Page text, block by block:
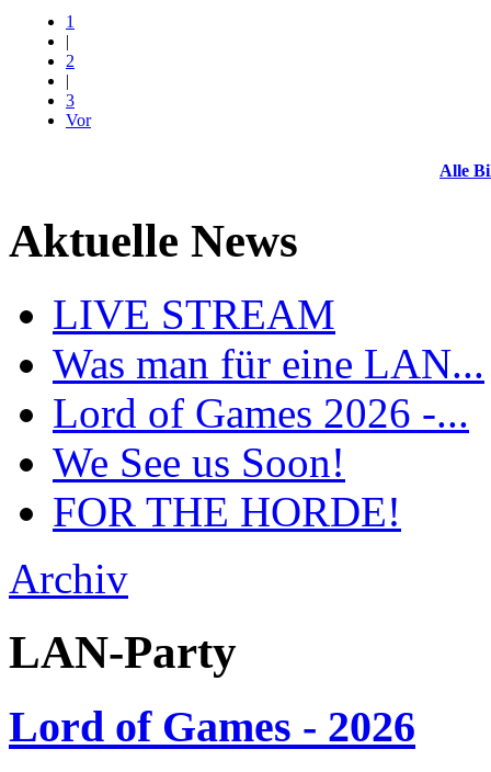
1
|
2
|
3
Vor
Alle
Aktuelle News
LIVE STREAM
Was man für eine LAN...
Lord of Games 2026 -...
We See us Soon!
FOR THE HORDE!
Archiv
LAN-Party
Lord of Games - 2026